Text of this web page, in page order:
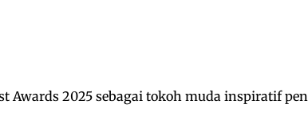
Awards 2025 sebagai tokoh muda inspiratif